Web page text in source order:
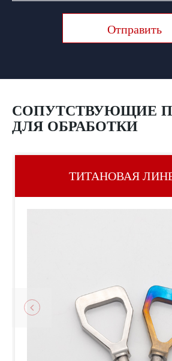
Отправить
СОПУТСТВУЮЩИЕ
ДЛЯ ОБРАБОТКИ
ТИТАНОВАЯ